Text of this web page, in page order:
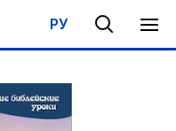
РУ
/ Biserica si misiunea ei /